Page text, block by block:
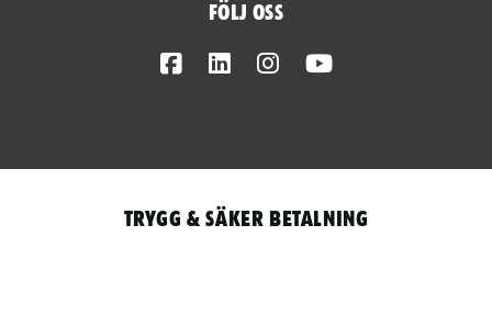
Följ oss
FacebookLinkedInInstagram
Trygg & säker betalning